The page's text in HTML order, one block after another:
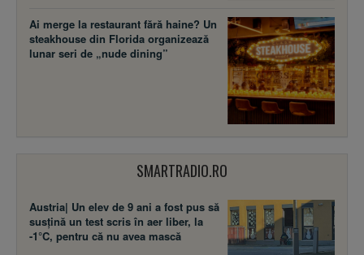
Ai merge la restaurant fără haine? Un
steakhouse din Florida organizează
lunar seri de „nude dining”
SMARTRADIO.RO
Austria| Un elev de 9 ani a fost pus să
susţină un test scris în aer liber, la
-1°C, pentru că nu avea mască